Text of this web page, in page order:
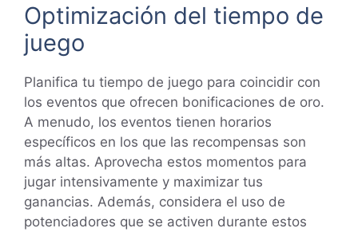
Optimización del tiempo de
juego
Planifica tu tiempo de juego para coincidir con
los eventos que ofrecen bonificaciones de oro.
A menudo, los eventos tienen horarios
específicos en los que las recompensas son
más altas. Aprovecha estos momentos para
jugar intensivamente y maximizar tus
ganancias. Además, considera el uso de
potenciadores que se activen durante estos